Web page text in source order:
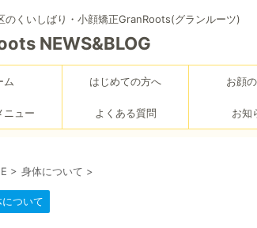
のくいしばり・小顔矯正GranRoots(グランルーツ)
NEWS&BLOG
ム はじめての方へ お顔
ニュー よくある質問 お知
> 身体について >
ついて